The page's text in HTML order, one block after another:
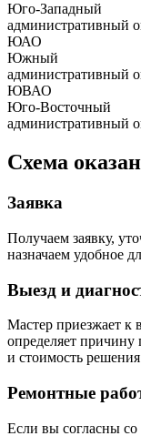
Юго-Западный
административный
ЮАО
Южный
административный
ЮВАО
Юго-Восточный
административный
Схема
Заявка
Получаем заявку,
назначаем удобное
Выезд и
Мастер приезжает к
определяет причину
и стоимость
Ремонтные
Если вы согласны со